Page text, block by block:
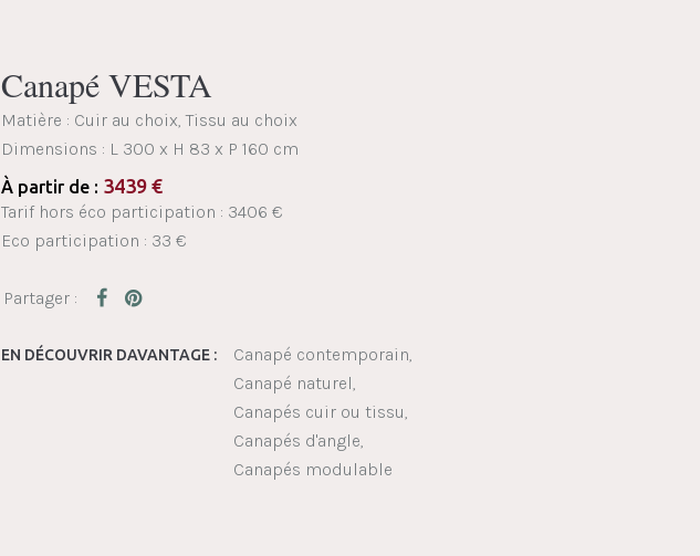
Canapé VESTA
Matière : Cuir au choix, Tissu au choix
Dimensions : L 300 x H 83 x P 160 cm
À partir de : 3439 €
Tarif hors éco participation : 3406 €
Eco participation : 33 €
EN DÉCOUVRIR DAVANTAGE :
Canapé contemporain
Canapé naturel
Canapés cuir ou tissu
Canapés d'angle
Canapés modulable